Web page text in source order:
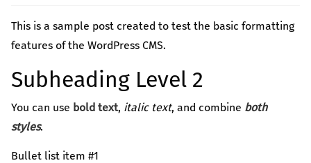
გარემოს დაცვა
იზრუნე დედამიწის მომავლზე და დაუჭირე მხარი
გარემოსდაცვით ინიციატივებს
სტარტაპი
გააძლიერე უნიკალური პროდუქტები და შექმენი
ინოვაციები.
ცხოველებზე ზრუნვა
იზრუნე ცხოველების უკეთეს გარემოზე
მეტი ჩვენზე
შესახებ
წაიკითხე მეტი
This is a sample post created to test the basic formatting
features of the WordPress CMS.
Subheading Level 2
You can use bold text, italic text, and combine both
styles.
Bullet list item #1